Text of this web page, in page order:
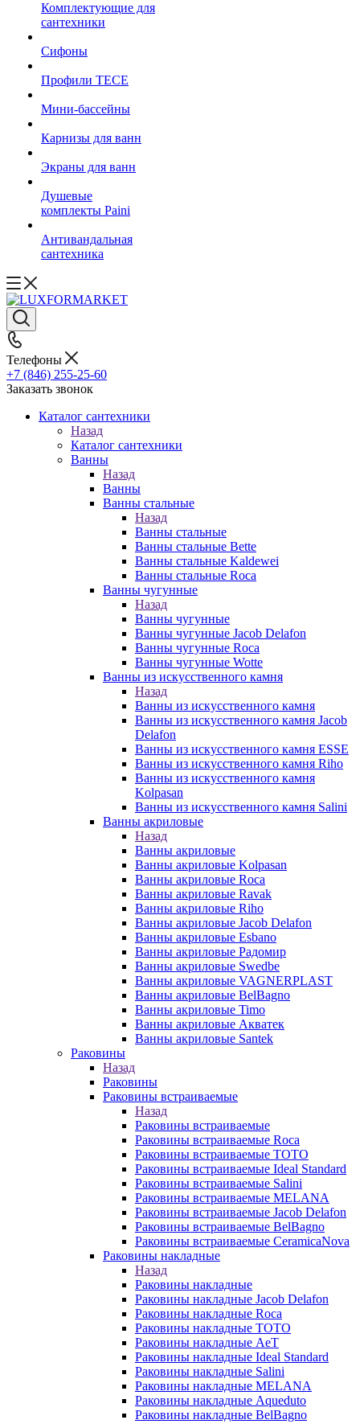
Комплектующие для
сантехники
Сифоны
Профили TECE
Мини-бассейны
Карнизы для ванн
Экраны для ванн
Душевые
комплекты Paini
Антивандальная
сантехника
Телефоны
+7 (846) 255-25-60
Заказать звонок
Каталог сантехники
Назад
Каталог сантехники
Ванны
Назад
Ванны
Ванны стальные
Назад
Ванны стальные
Ванны стальные Bette
Ванны стальные Kaldewei
Ванны стальные Roca
Ванны чугунные
Назад
Ванны чугунные
Ванны чугунные Jacob Delafon
Ванны чугунные Roca
Ванны чугунные Wotte
Ванны из искусственного камня
Назад
Ванны из искусственного камня
Ванны из искусственного камня Jacob
Delafon
Ванны из искусственного камня ESSE
Ванны из искусственного камня Riho
Ванны из искусственного камня
Kolpasan
Ванны из искусственного камня Salini
Ванны акриловые
Назад
Ванны акриловые
Ванны акриловые Kolpasan
Ванны акриловые Roca
Ванны акриловые Ravak
Ванны акриловые Riho
Ванны акриловые Jacob Delafon
Ванны акриловые Esbano
Ванны акриловые Радомир
Ванны акриловые Swedbe
Ванны акриловые VAGNERPLAST
Ванны акриловые BelBagno
Ванны акриловые Timo
Ванны акриловые Акватек
Ванны акриловые Santek
Раковины
Назад
Раковины
Раковины встраиваемые
Назад
Раковины встраиваемые
Раковины встраиваемые Roca
Раковины встраиваемые TOTO
Раковины встраиваемые Ideal Standard
Раковины встраиваемые Salini
Раковины встраиваемые MELANA
Раковины встраиваемые Jacob Delafon
Раковины встраиваемые BelBagno
Раковины встраиваемые CeramicaNova
Раковины накладные
Назад
Раковины накладные
Раковины накладные Jacob Delafon
Раковины накладные Roca
Раковины накладные TOTO
Раковины накладные AeT
Раковины накладные Ideal Standard
Раковины накладные Salini
Раковины накладные MELANA
Раковины накладные Aqueduto
Раковины накладные BelBagno